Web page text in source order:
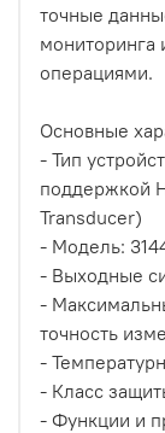
точные
мониторинга
операциями.
Основные
- Тип
поддержкой
Transducer)
- Модель:
- Выходные
-
точность
-
- Класс
- Функции и